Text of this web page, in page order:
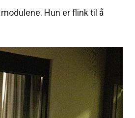
Hun er flink til å